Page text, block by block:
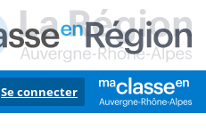
Se connecter